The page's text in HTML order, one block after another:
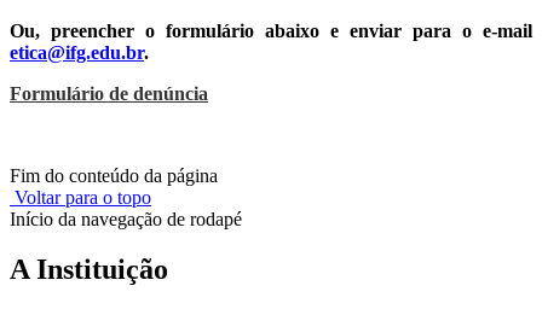
Ou, preencher o formulário abaixo e enviar para o e-mail
etica@ifg.edu.br.
Formulário de denúncia
Fim do conteúdo da página
Voltar para o topo
Início da navegação de rodapé
A Instituição